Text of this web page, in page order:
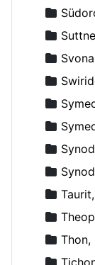
Thon,